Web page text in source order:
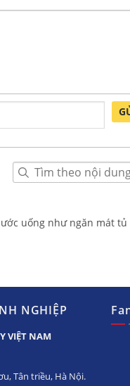
uống như ngăn mát tủ
NGHIỆP
VIỆT NAM
Tân triều, Hà Nội.